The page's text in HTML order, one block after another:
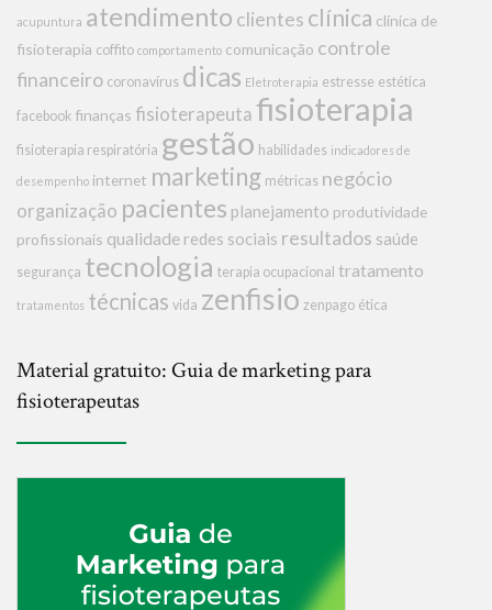
acupuntura atendimento clientes clínica clínica de
fisioterapia coffito comportamento comunicação controle
financeiro coronavírus dicas Eletroterapia estresse estética
facebook finanças fisioterapeuta fisioterapia
fisioterapia respiratória gestão habilidades indicadores de
desempenho internet marketing métricas negócio
organização pacientes planejamento produtividade
profissionais qualidade redes sociais resultados saúde
segurança tecnologia terapia ocupacional tratamento
tratamentos técnicas vida zenfisio zenpago ética
Material gratuito: Guia de marketing para
fisioterapeutas